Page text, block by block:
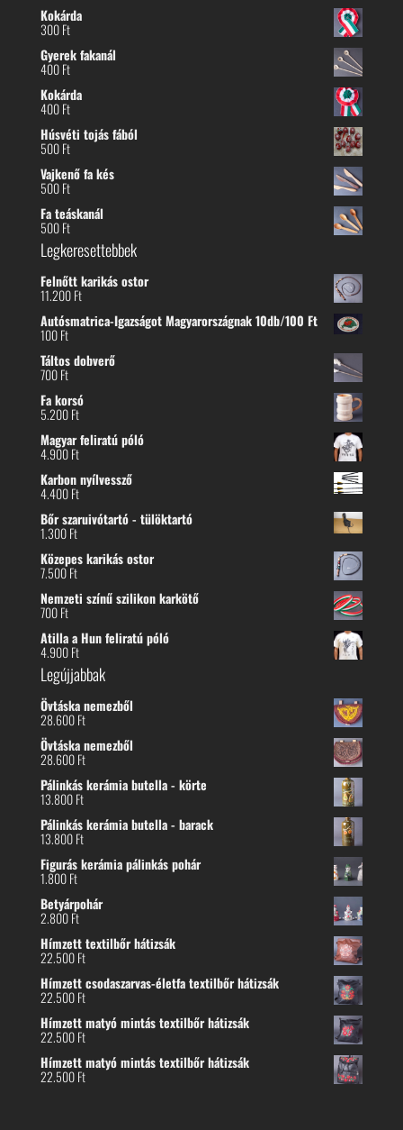
Kokárda
300Ft
Gyerek fakanál
400Ft
Kokárda
400Ft
Húsvéti tojás fából
500Ft
Vajkenő fa kés
500Ft
Fa teáskanál
500Ft
Legkeresettebbek
Felnőtt karikás ostor
11.200Ft
Autósmatrica-Igazságot Magyarországnak 10db/100 Ft
100Ft
Táltos dobverő
700Ft
Fa korsó
5.200Ft
Magyar feliratú póló
4.900Ft
Karbon nyílvessző
4.400Ft
Bőr szaruivótartó - tülöktartó
1.300Ft
Közepes karikás ostor
7.500Ft
Nemzeti színű szilikon karkötő
700Ft
Atilla a Hun feliratú póló
4.900Ft
Legújjabbak
Övtáska nemezből
28.600Ft
Övtáska nemezből
28.600Ft
Pálinkás kerámia butella - körte
13.800Ft
Pálinkás kerámia butella - barack
13.800Ft
Figurás kerámia pálinkás pohár
1.800Ft
Betyárpohár
2.800Ft
Hímzett textilbőr hátizsák
22.500Ft
Hímzett csodaszarvas-életfa textilbőr hátizsák
22.500Ft
Hímzett matyó mintás textilbőr hátizsák
22.500Ft
Hímzett matyó mintás textilbőr hátizsák
22.500Ft